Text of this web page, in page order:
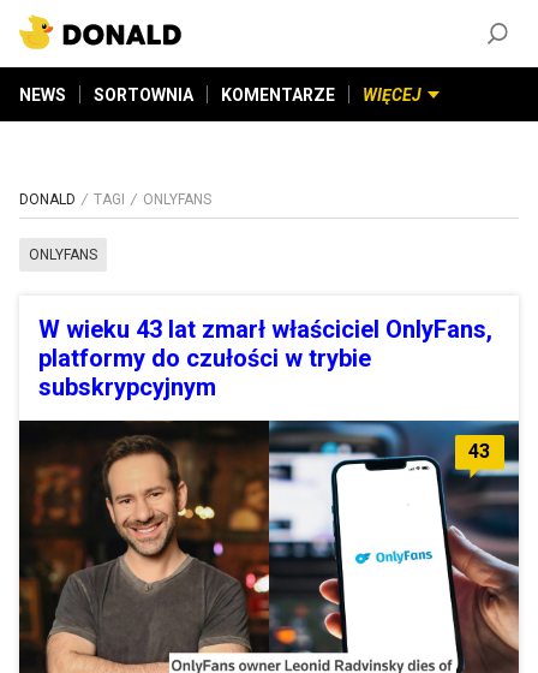
NEWS SORTOWNIA KOMENTARZE WIĘCEJ
DONALD TAGI ONLYFANS
ONLYFANS
W wieku 43 lat zmarł właściciel OnlyFans,
platformy do czułości w trybie
subskrypcyjnym
43